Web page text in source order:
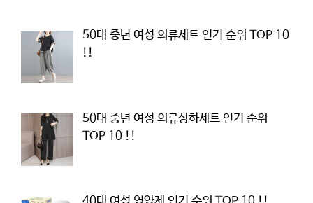
50대 중년 여성 의류세트 인기 순위 TOP 10
!!
50대 중년 여성 의류상하세트 인기 순위
TOP 10 !!